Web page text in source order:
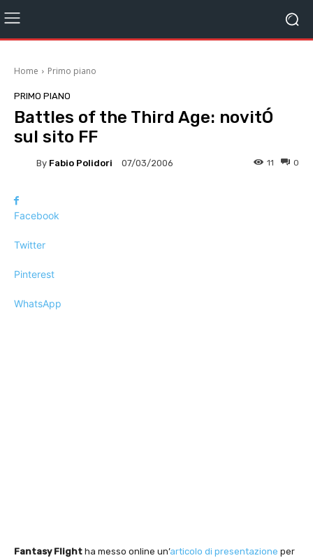
Home Primo piano
PRIMO PIANO
Battles of the Third Age: novitÓ
sul sito FF
By Fabio Polidori 07/03/2006 0
11
Facebook
Twitter
Pinterest
WhatsApp
Fantasy Flight ha messo online un’articolo di presentazione per